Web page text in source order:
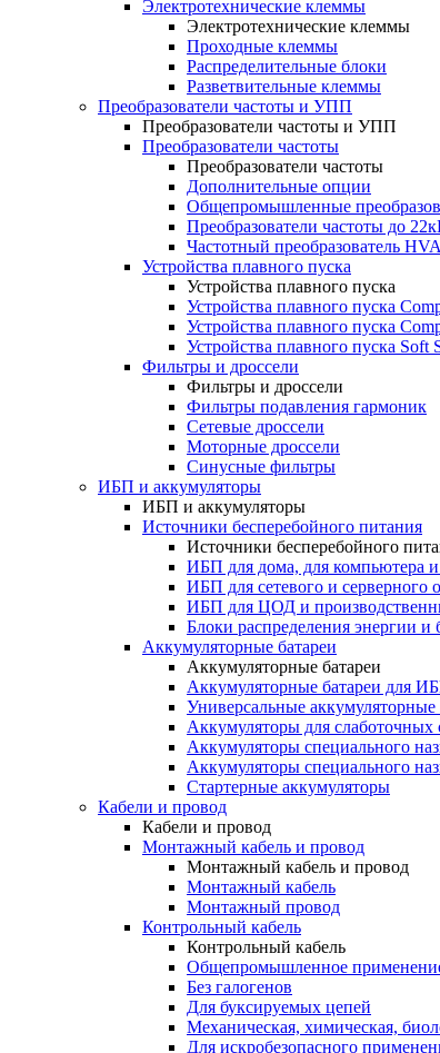
Электротехнические клеммы
Электротехнические клеммы
Проходные клеммы
Распределительные блоки
Разветвительные клеммы
Преобразователи частоты и УПП
Преобразователи частоты и УПП
Преобразователи частоты
Преобразователи частоты
Дополнительные опции
Общепромышленные
Преобразователи частоты до
Частотный преобразователь
Устройства плавного пуска
Устройства плавного пуска
Устройства плавного пуска
Устройства плавного пуска
Устройства плавного пуска Soft
Фильтры и дроссели
Фильтры и дроссели
Фильтры подавления гармоник
Сетевые дроссели
Моторные дроссели
Синусные фильтры
ИБП и аккумуляторы
ИБП и аккумуляторы
Источники бесперебойного питания
Источники бесперебойного
ИБП для дома, для компьютера
ИБП для сетевого и серверного
ИБП для ЦОД и
Блоки распределения энергии и
Аккумуляторные батареи
Аккумуляторные батареи
Аккумуляторные батареи для
Универсальные аккумуляторные
Аккумуляторы для слаботочных
Аккумуляторы специального
Аккумуляторы специального
Стартерные аккумуляторы
Кабели и провод
Кабели и провод
Монтажный кабель и провод
Монтажный кабель и провод
Монтажный кабель
Монтажный провод
Контрольный кабель
Контрольный кабель
Общепромышленное
Без галогенов
Для буксируемых цепей
Механическая, химическая,
Для искробезопасного